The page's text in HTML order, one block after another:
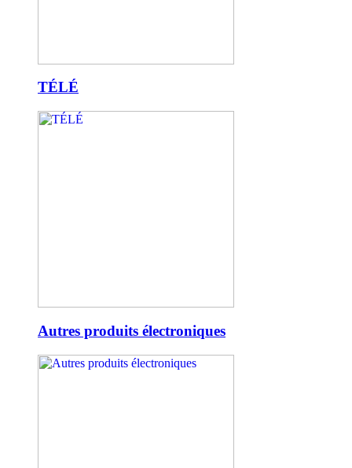
TÉLÉ
Autres produits électroniques